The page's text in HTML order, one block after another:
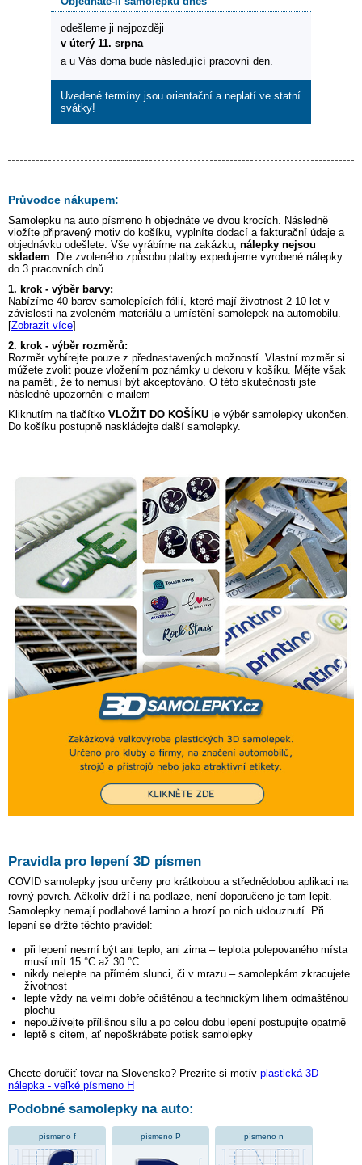
odešleme ji nejpozději
v úterý 11. srpna
a u Vás doma bude následující pracovní den.
Uvedené termíny jsou orientační a neplatí ve statní
svátky!
Průvodce nákupem:
Samolepku na auto písmeno h objednáte ve dvou krocích. Následně
vložíte připravený motiv do košíku, vyplníte dodací a fakturační údaje a
objednávku odešlete. Vše vyrábíme na zakázku, nálepky nejsou
skladem. Dle zvoleného způsobu platby expedujeme vyrobené nálepky
do 3 pracovních dnů.
1. krok - výběr barvy:
Nabízíme 40 barev samolepících fólií, které mají životnost 2-10 let v
závislosti na zvoleném materiálu a umístění samolepek na automobilu.
[Zobrazit více]
2. krok - výběr rozměrů:
Rozměr vybírejte pouze z přednastavených možností. Vlastní rozměr si
můžete zvolit pouze vložením poznámky u dekoru v košíku. Mějte však
na paměti, že to nemusí být akceptováno. O této skutečnosti jste
následně upozorněni e-mailem
Kliknutím na tlačítko VLOŽIT DO KOŠÍKU je výběr samolepky ukončen.
Do košíku postupně naskládejte další samolepky.
Pravidla pro lepení 3D písmen
COVID samolepky jsou určeny pro krátkobou a střednědobou aplikaci na
rovný povrch. Ačkoliv drží i na podlaze, není doporučeno je tam lepit.
Samolepky nemají podlahové lamino a hrozí po nich uklouznutí. Při
lepení se držte těchto pravidel:
při lepení nesmí být ani teplo, ani zima – teplota polepovaného místa
musí mít 15 °C až 30 °C
nikdy nelepte na přímém slunci, či v mrazu – samolepkám zkracujete
životnost
lepte vždy na velmi dobře očištěnou a technickým lihem odmaštěnou
plochu
nepoužívejte přílišnou sílu a po celou dobu lepení postupujte opatrně
leptě s citem, ať nepoškrábete potisk samolepky
Chcete doručiť tovar na Slovensko? Prezrite si motív plastická 3D
nálepka - veľké písmeno H
Podobné samolepky na auto:
písmeno f písmeno P písmeno n